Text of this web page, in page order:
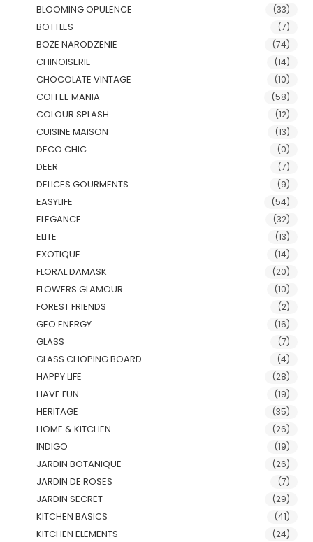
BLOOMING OPULENCE (33)
BOTTLES (7)
BOŻE NARODZENIE (74)
CHINOISERIE (14)
CHOCOLATE VINTAGE (10)
COFFEE MANIA (58)
COLOUR SPLASH (12)
CUISINE MAISON (13)
DECO CHIC (0)
DEER (7)
DELICES GOURMENTS (9)
EASYLIFE (54)
ELEGANCE (32)
ELITE (13)
EXOTIQUE (14)
FLORAL DAMASK (20)
FLOWERS GLAMOUR (10)
FOREST FRIENDS (2)
GEO ENERGY (16)
GLASS (7)
GLASS CHOPING BOARD (4)
HAPPY LIFE (28)
HAVE FUN (19)
HERITAGE (35)
HOME & KITCHEN (26)
INDIGO (19)
JARDIN BOTANIQUE (26)
JARDIN DE ROSES (7)
JARDIN SECRET (29)
KITCHEN BASICS (41)
KITCHEN ELEMENTS (24)